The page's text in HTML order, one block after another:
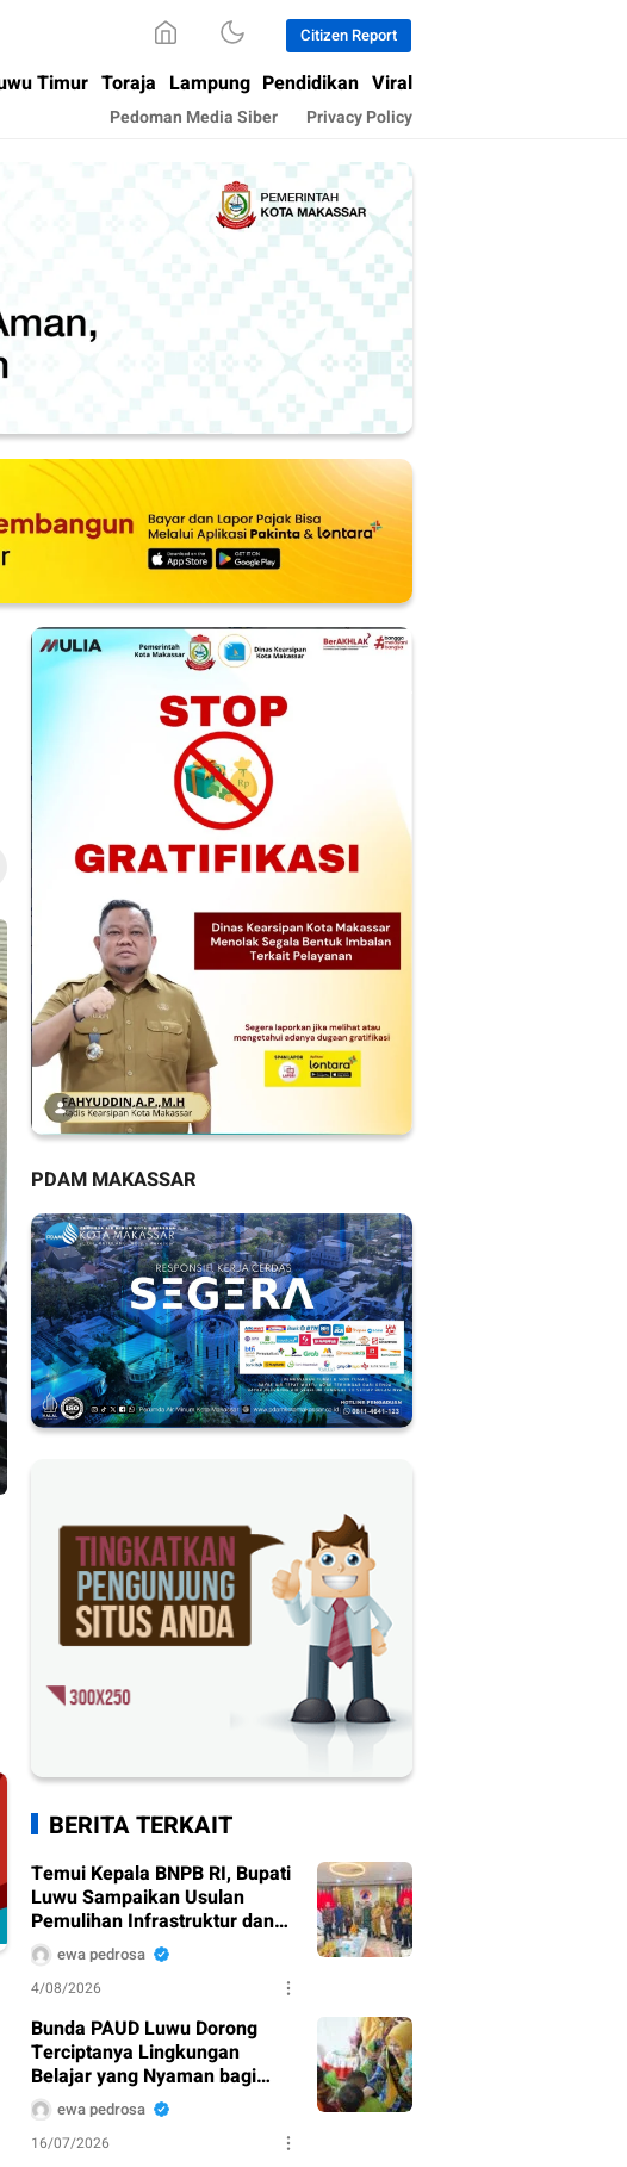
Citizen Report
Timur Toraja Lampung Pendidikan Viral
Pedoman Media Siber Privacy Policy
PDAM MAKASSAR
BERITA TERKAIT
Temui Kepala BNPB RI, Bupati
Luwu Sampaikan Usulan
Pemulihan Infrastruktur dan
Air Bersih
ewa pedrosa
4/08/2026
Bunda PAUD Luwu Dorong
Terciptanya Lingkungan
Belajar yang Nyaman bagi
Anak Usia Dini
ewa pedrosa
16/07/2026